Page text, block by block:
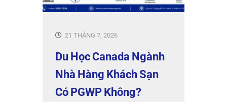
21 THÁNG 7, 2026
Du Học Canada Ngành
Nhà Hàng Khách Sạn
Có PGWP Không?